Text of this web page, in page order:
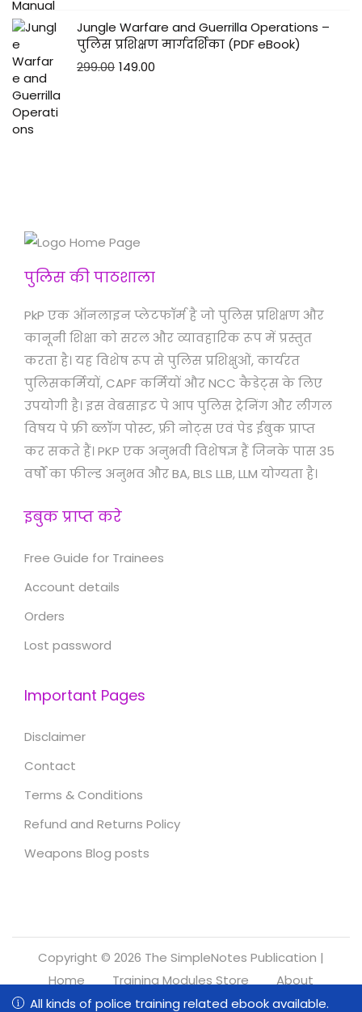
All kinds of police training related ebook available.
Jungle Warfare and Guerrilla Operations –
पुलिस प्रशिक्षण मार्गदर्शिका (PDF eBook)
299.00 149.00
पुलिस की पाठशाला
PkP एक ऑनलाइन प्लेटफॉर्म है जो पुलिस प्रशिक्षण और
कानूनी शिक्षा को सरल और व्यावहारिक रूप में प्रस्तुत
करता है। यह विशेष रूप से पुलिस प्रशिक्षुओं, कार्यरत
पुलिसकर्मियों, CAPF कर्मियों और NCC कैडेट्स के लिए
उपयोगी है। इस वेबसाइट पे आप पुलिस ट्रेनिंग और लीगल
विषय पे फ्री ब्लॉग पोस्ट, फ्री नोट्स एवं पेड ईबुक प्राप्त
कर सकते हैं। PKP एक अनुभवी विशेषज्ञ हैं जिनके पास 35
वर्षों का फील्ड अनुभव और BA, BLS LLB, LLM योग्यता है।
इबुक प्राप्त करे
Free Guide for Trainees
Account details
Orders
Lost password
Important Pages
Disclaimer
Contact
Terms & Conditions
Refund and Returns Policy
Weapons Blog posts
Copyright © 2026 The SimpleNotes Publication |
Home
Training Modules Store
About
Refund and Returns Policy
All kinds of police training related ebook available.